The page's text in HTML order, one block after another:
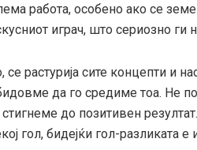
работа, особено ако се
играч, што сериозно ги
растурија сите концепти и
да го средиме тоа. Не
до позитивен
гол, бидејќи гол-разликата